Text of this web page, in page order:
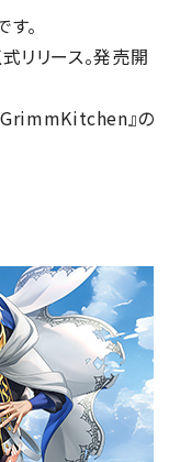
。
リリース。発売開
GrimmKitchen』の